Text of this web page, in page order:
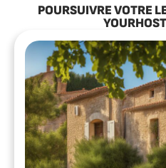
POURSUIVRE VOTRE